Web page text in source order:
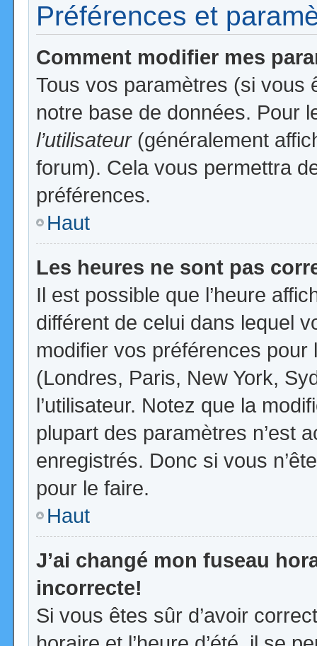
Préférences et
Comment modifier mes
Tous vos paramètres (si vous
notre base de données. Pour
l’utilisateur(généralement
forum). Cela vous permettra
préférences.
Haut
Les heures ne sont pas
Il est possible que l’heure
différent de celui dans lequel
modifier vos préférences
(Londres, Paris, New York,
l’utilisateur. Notez que la
plupart des paramètres n’est
enregistrés. Donc si vous
pour le faire.
Haut
J’ai changé mon fuseau
incorrecte!
Si vous êtes sûr d’avoir